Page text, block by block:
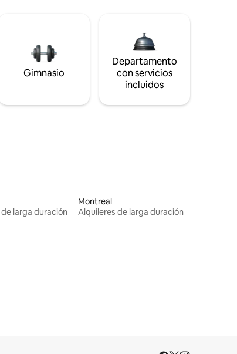
Gimnasio
Departamento
con servicios
incluidos
larga duración
Montreal
Alquileres de larga duración